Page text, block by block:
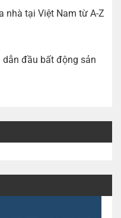
nhà tại Việt Nam từ A-Z
đầu bất động sản